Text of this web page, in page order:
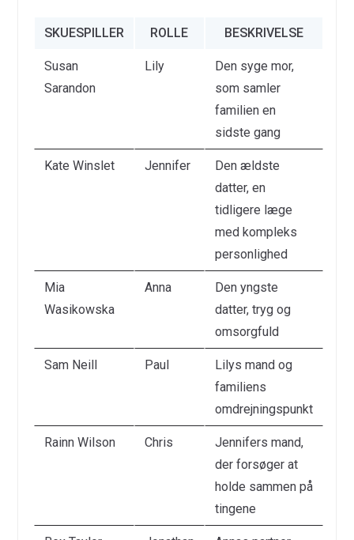
SKUESPILLER ROLLE BESKRIVELSE
Susan
Sarandon
Lily
Den syge mor,
som samler
familien en
sidste gang
Kate Winslet Jennifer
Den ældste
datter, en
tidligere læge
med kompleks
personlighed
Mia
Wasikowska
Anna
Den yngste
datter, tryg og
omsorgfuld
Sam Neill Paul
Lilys mand og
familiens
omdrejningspunkt
Rainn Wilson Chris
Jennifers mand,
der forsøger at
holde sammen på
tingene